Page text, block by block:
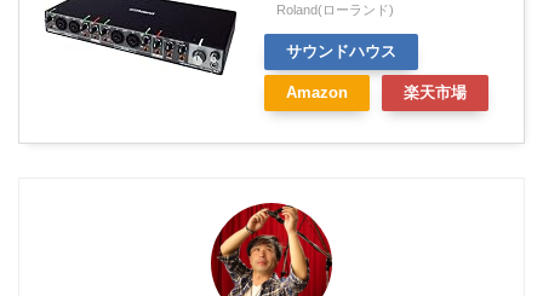
Roland(ローランド)
サウンドハウス
Amazon 楽天市場